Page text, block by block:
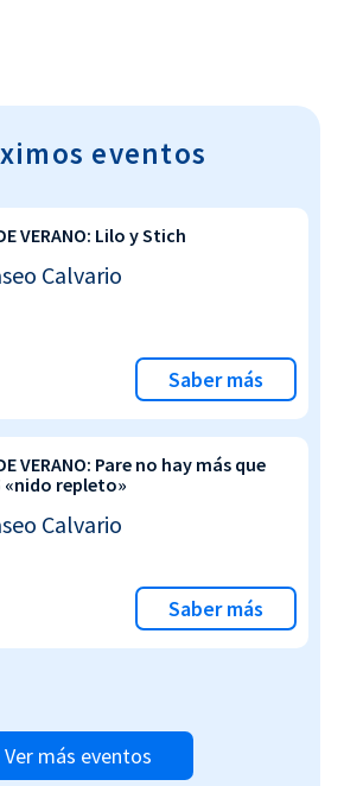
eventos
VERANO: Lilo y Stich
Calvario
Saber más
VERANO: Pare no hay más que
«nido repleto»
Calvario
Saber más
Ver más eventos